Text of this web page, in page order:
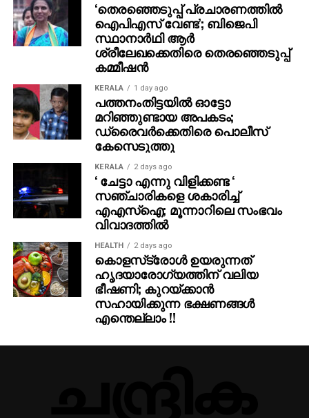
പിആര്‍ഒ- ശബരി‘തെരഞ്ഞെടുപ്പ് പ്രചാരണത്തിൽ
ഐപിഎസ് വേണ്ട’; ബിജെപി
സ്ഥാനാർഥി ആർ
ശ്രീലേഖക്കെതിരെ തെരഞ്ഞെടുപ്പ്
കമ്മീഷൻ
KERALA 1 day ago
പത്തനംതിട്ടയില്‍ ഓട്ടോ
മറിഞ്ഞുണ്ടായ അപകടം;
ഡ്രൈവര്‍ക്കെതിരെ പൊലീസ്
കേസെടുത്തു
KERALA 2 days ago
‘ ചേട്ടാ എന്നു വിളിക്കണ്ട ‘
സഞ്ചാരികളെ ശകാരിച്ച്
എഎസ്‌ഐ; മൂന്നാറിലെ സംഭവം
വിവാദത്തില്‍
HEALTH 2 days ago
കൊളസ്‌ട്രോള്‍ ഉയരുന്നത്
ഹൃദയാരോഗ്യത്തിന് വലിയ
ഭീഷണി; കുറയ്ക്കാന്‍
സഹായിക്കുന്ന ഭക്ഷണങ്ങള്‍
എന്തെല്ലാം !!